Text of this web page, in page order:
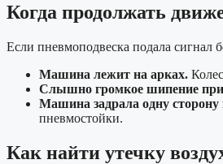
Когда продолжать
Если пневмоподвеска подала сигнал
Машина лежит на арках.
Слышно громкое шипение
Машина задрала одну
пневмостойки.
Как найти утечку